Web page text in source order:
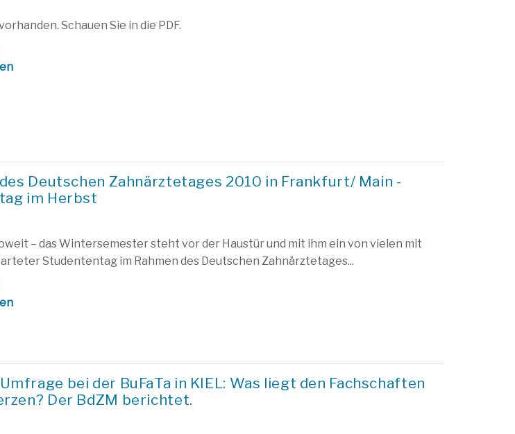
Schauen Sie in die PDF.
Deutschen Zahnärztetages 2010 in Frankfurt/ Main -
im Herbst
– das Wintersemester steht vor der Haustür und mit ihm ein von vielen mit
Studententag im Rahmen des Deutschen Zahnärztetages...
bei der BuFaTa in KIEL: Was liegt den Fachschaften
Der BdZM berichtet.